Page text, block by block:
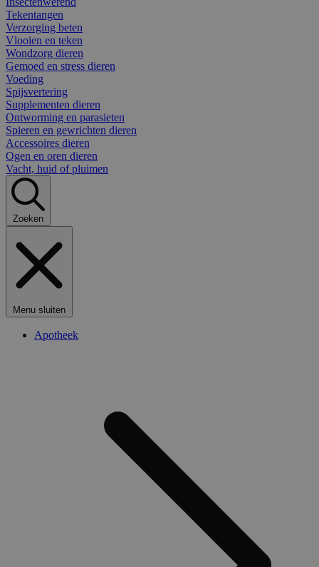
Tekentangen
Verzorging beten
Vlooien en teken
Wondzorg dieren
Gemoed en stress dieren
Voeding
Spijsvertering
Supplementen dieren
Ontworming en parasieten
Spieren en gewrichten dieren
Accessoires dieren
Ogen en oren dieren
Vacht, huid of pluimen
Zoeken
Menu sluiten
Apotheek